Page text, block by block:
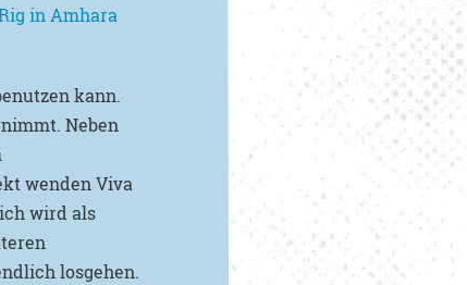
in Amhara
kann.
Neben
wenden Viva
wird als
losgehen.